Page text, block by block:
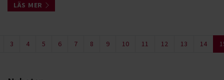
LÄS MER
3 4 5 6 7 8 9 10 11 12 13 14